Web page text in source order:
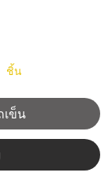
ชิ้น
เข็น